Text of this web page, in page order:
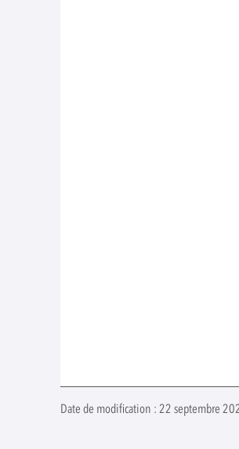
Date de modification : 22 septembre